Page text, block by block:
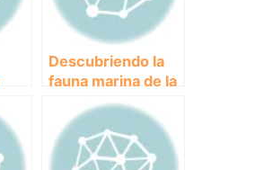
Descubriendo la
fauna marina de la
playa de Alboraya:
una experiencia
única en el
Mediterráneo